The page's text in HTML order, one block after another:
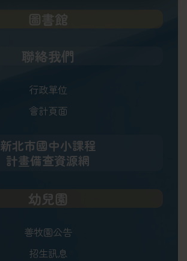
圖書館
聯絡我們
行政單位
會計頁面
新北市國中小課程
計畫備查資源網
幼兒園
善牧園公告
招生訊息